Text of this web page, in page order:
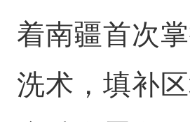
着南疆首次
洗术，填补